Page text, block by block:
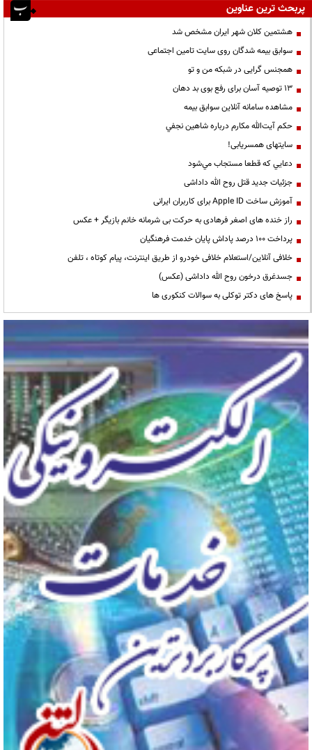
پربحث ترین عناوین
هشتمین کلان شهر ایران مشخص شد
سوابق بیمه شدگان روی سایت تامین اجتماعی
همجنس گرایی در شبکه من و تو
13 توصیه آسان برای رفع بوی بد دهان
مشاهده سامانه آنلاين سوابق بیمه
حكم آيت‌الله مكارم درباره شاهين نجفي
سایتهای همسریابی!
دعايي كه قطعا مستجاب مي‌شود
جزئیات جدید قتل روح الله داداشی
آموزش ساخت Apple ID برای کاربران ایرانی
راز خنده های اصغر فرهادی به حرکت بی شرمانه خانم بازیگر + عکس
پرداخت ۱۰۰ درصد پاداش پایان خدمت فرهنگیان
خلافی آنلاین/استعلام خلافی خودرو از طریق اینترنت، پیام کوتاه ، تلفن
جسدغرق درخون روح الله داداشی (عکس)
پاسخ های دکتر توکلی به سوالات کنکوری ها